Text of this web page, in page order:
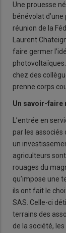
Une prouesse
bénévolat d’une
réunion de la
Laurent
faire germer
chez des
prenne corps
Un savoir-faire
L’entrée en
par les
un
agriculteurs
rouages du
qu’impose une
ils ont fait le
SAS. Celle-ci
terrains des
de la société,